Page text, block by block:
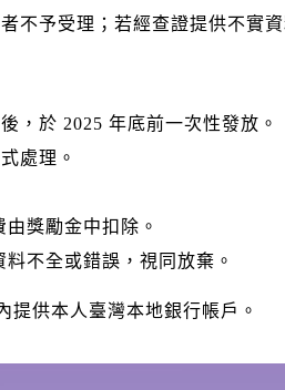
不予受理；若經查證提供不實
，於 2025 年底前一次性發放。
處理。
由獎勵金中扣除。
料不全或錯誤，視同放棄。
提供本人臺灣本地銀行帳戶。